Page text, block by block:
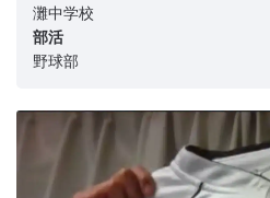
灘中学校
部活
野球部